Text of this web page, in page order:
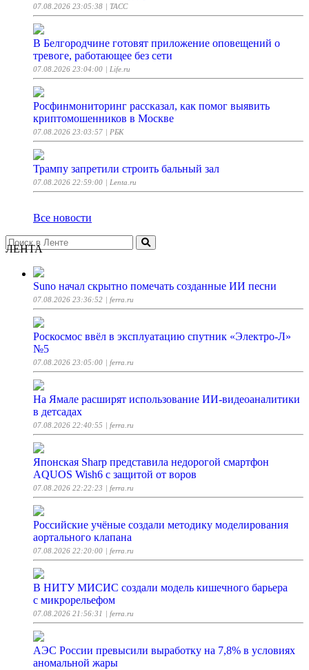
07.08.2026 23:05:38 | ТАСС
В Белгородчине готовят приложение оповещений о
тревоге, работающее без сети
07.08.2026 23:04:00 | Life.ru
Росфинмониторинг рассказал, как помог выявить
криптомошенников в Москве
07.08.2026 23:03:57 | РБК
Трампу запретили строить бальный зал
07.08.2026 22:59:00 | Lenta.ru
Все новости
ЛЕНТА
Suno начал скрытно помечать созданные ИИ песни
07.08.2026 23:36:52 | ferra.ru
Роскосмос ввёл в эксплуатацию спутник «Электро-Л»
№5
07.08.2026 23:05:00 | ferra.ru
На Ямале расширят использование ИИ-видеоаналитики
в детсадах
07.08.2026 22:40:55 | ferra.ru
Японская Sharp представила недорогой смартфон
AQUOS Wish6 с защитой от воров
07.08.2026 22:22:23 | ferra.ru
Российские учёные создали методику моделирования
аортального клапана
07.08.2026 22:20:00 | ferra.ru
В НИТУ МИСИС создали модель кишечного барьера
с микрорельефом
07.08.2026 21:56:31 | ferra.ru
АЭС России превысили выработку на 7,8% в условиях
аномальной жары